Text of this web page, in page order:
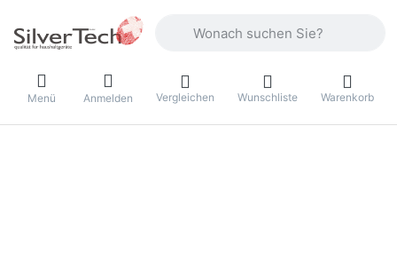
Menü Anmelden Vergleichen Wunschliste Warenkorb